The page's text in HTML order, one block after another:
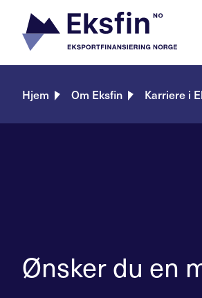
content
Hjem Om Eksfin Karriere i
Ønsker du en